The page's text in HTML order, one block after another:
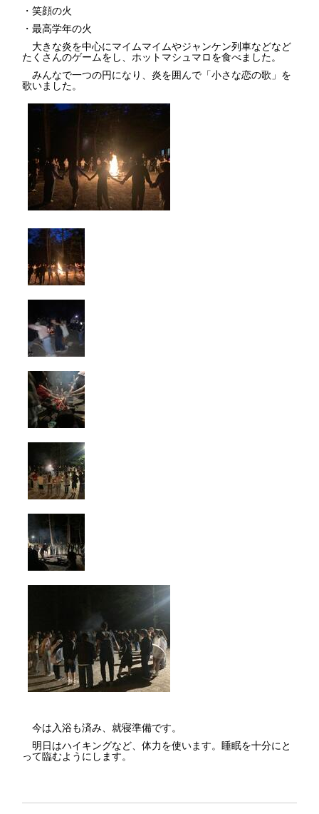
・笑顔の火
・最高学年の火
大きな炎を中心にマイムマイムやジャンケン列車などなど
たくさんのゲームをし、ホットマシュマロを食べました。
みんなで一つの円になり、炎を囲んで「小さな恋の歌」を
歌いました。
今は入浴も済み、就寝準備です。
明日はハイキングなど、体力を使います。睡眠を十分にと
って臨むようにします。